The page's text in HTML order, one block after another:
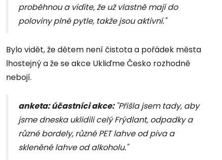
proběhnou a vidíte, že už vlastně mají do
poloviny plné pytle, takže jsou aktivní."
Bylo vidět, že dětem není čistota a pořádek města
lhostejný a že se akce Ukliďme Česko rozhodně
nebojí.
anketa: účastníci akce: "Přišla jsem tady, aby
jsme dneska uklidili celý Frýdlant, odpadky a
různé bordely, různé PET lahve od piva a
skleněné lahve od alkoholu."